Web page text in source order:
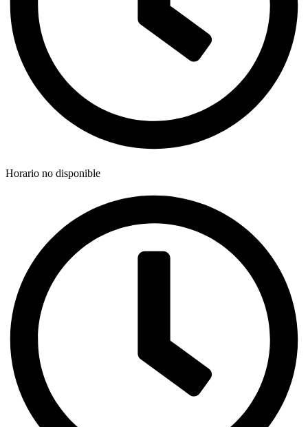
Horario no disponible